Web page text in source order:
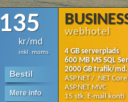
135
kr/md
inkl. moms
Bestil
Mere info
webhotel
4 GB serverplads
600 MB MS SQL
2000 GB trafik/md.
ASP.NET / .NET
ASP.NET MVC
15 stk. E-mail konti